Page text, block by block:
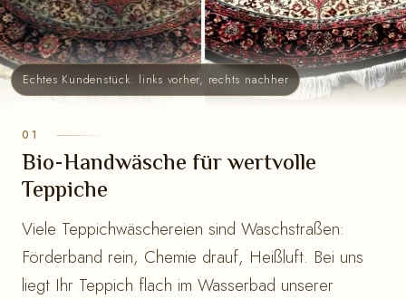
Echtes Kundenstück: links vorher, rechts nachher
Bio-Handwäsche für wertvolle
Teppiche
Viele Teppichwäschereien sind Waschstraßen:
Förderband rein, Chemie drauf, Heißluft. Bei uns
liegt Ihr Teppich flach im Wasserbad unserer